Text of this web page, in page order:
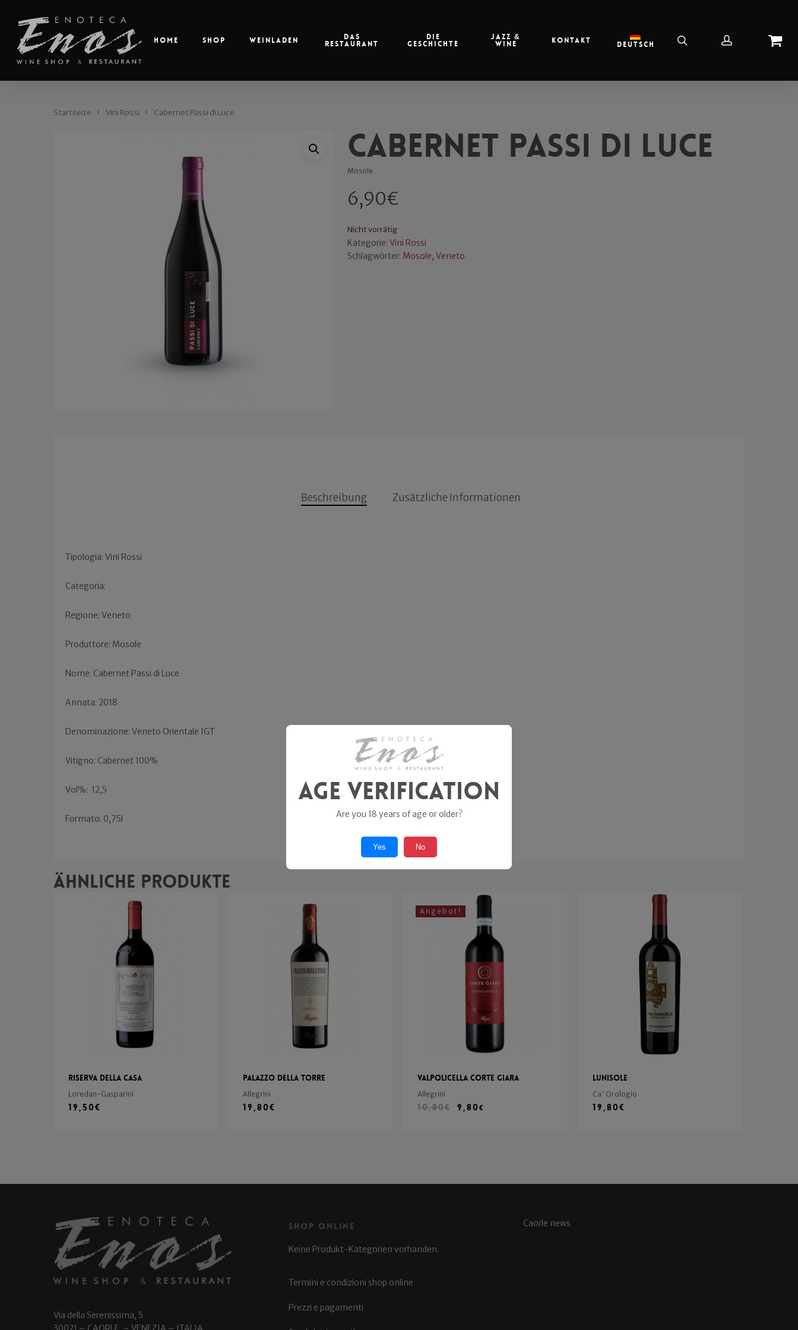
Home Shop Weinladen Das
Restaurant
Die
Geschichte
Jazz &
Wine Kontakt Deutsch
Startseite Vini Rossi Cabernet Passi di Luce
Cabernet Passi di Luce
Mosole
6,90€
Nicht vorrätig
Kategorie: Vini Rossi
Schlagwörter: Mosole, Veneto
Beschreibung Zusätzliche Informationen
Tipologia: Vini Rossi
Categoria:
Regione: Veneto
Produttore: Mosole
Nome: Cabernet Passi di Luce
Annata: 2018
Denominazione: Veneto Orientale IGT
Vitigno: Cabernet 100%
Vol%: 12,5
Formato: 0,75l
Ähnliche Produkte
Riserva della Casa
Loredan-Gasparini
19,50€
Palazzo della Torre
Allegrini
19,80€
Angebot!
Valpolicella Corte Giara
Allegrini
10,80€ 9,80€
Lunisole
Ca' Orologio
19,80€
Via della Serenissima, 5
Shop Online
Keine Produkt-Kategorien vorhanden.
Termini e condizioni shop online
Prezzi e pagamenti
Caorle news
Age Verification
Are you 18 years of age or older?
Yes No